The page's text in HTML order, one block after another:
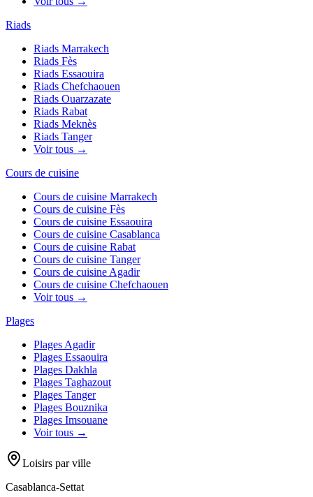
Riads
Riads Marrakech
Riads Fès
Riads Essaouira
Riads Chefchaouen
Riads Ouarzazate
Riads Rabat
Riads Meknès
Riads Tanger
Voir tous →
Cours de cuisine
Cours de cuisine Marrakech
Cours de cuisine Fès
Cours de cuisine Essaouira
Cours de cuisine Casablanca
Cours de cuisine Rabat
Cours de cuisine Tanger
Cours de cuisine Agadir
Cours de cuisine Chefchaouen
Voir tous →
Plages
Plages Agadir
Plages Essaouira
Plages Dakhla
Plages Taghazout
Plages Tanger
Plages Bouznika
Plages Imsouane
Voir tous →
Loisirs par ville
Casablanca-Settat